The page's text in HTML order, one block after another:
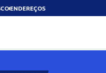
ENDEREÇOS